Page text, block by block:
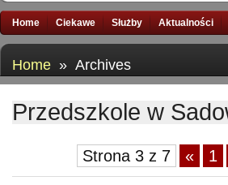
Home Ciekawe Służby Aktualności
Home » Archives
Przedszkole w
Strona 3 z 7 « 1